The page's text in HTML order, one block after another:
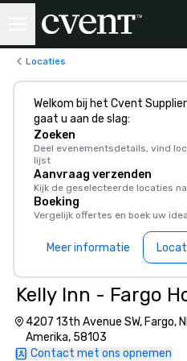
Locaties
Welkom bij het Cvent
gaat u aan de slag:
Zoeken
Deel evenementsdetails, vind
lijst
Aanvraag verzenden
Kijk de geselecteerde locaties
Boeking
Vergelijk offertes en boek uw
Meer informatie
Kelly Inn - Fargo
4207 13th Avenue SW, Fargo,
Amerika, 58103
Contact met ons opnemen